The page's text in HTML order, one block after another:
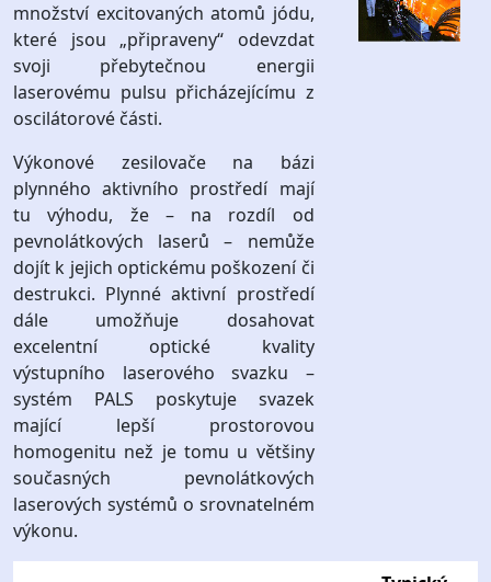
množství excitovaných atomů jódu,
které jsou „připraveny“ odevzdat
svoji přebytečnou energii
laserovému pulsu přicházejícímu z
oscilátorové části.
Výkonové zesilovače na bázi
plynného aktivního prostředí mají
tu výhodu, že – na rozdíl od
pevnolátkových laserů – nemůže
dojít k jejich optickému poškození či
destrukci. Plynné aktivní prostředí
dále umožňuje dosahovat
excelentní optické kvality
výstupního laserového svazku –
systém PALS poskytuje svazek
mající lepší prostorovou
homogenitu než je tomu u většiny
současných pevnolátkových
laserových systémů o srovnatelném
výkonu.